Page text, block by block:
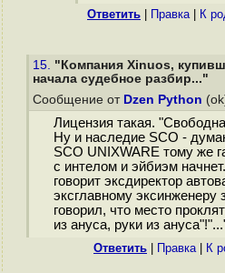
Ответить Правка| К
15. "Компания Xinuos,
начала судебное разбир..."
Сообщение от Dzen Python
Лицензия такая.
Ну и наследие SCO -
SCO UNIXWARE тому же
с интелом и эйбиэм
говорит эксдиректор
эксглавному эксинженеру
говорил, что место
из ануса, руки из
Ответить Правка| К